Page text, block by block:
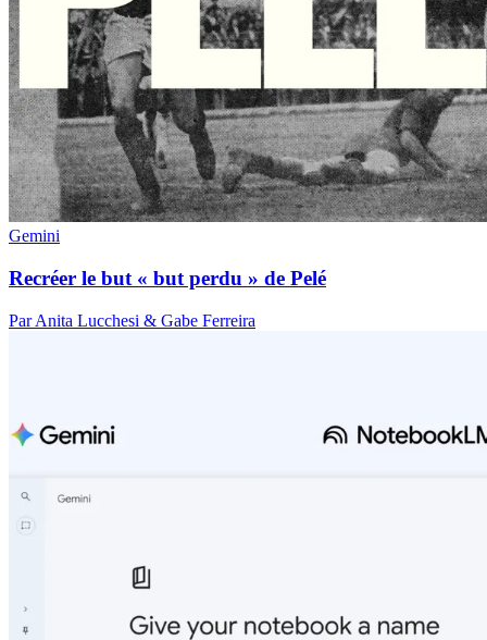
Gemini
Recréer le but « but perdu » de Pelé
Par Anita Lucchesi & Gabe Ferreira